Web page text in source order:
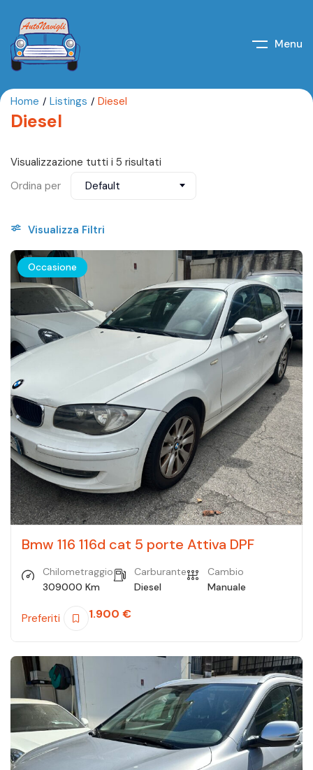
Menu
Home Listings Diesel
Diesel
Visualizzazione tutti i 5 risultati
Ordina per
Default
Visualizza Filtri
Occasione
Bmw 116 116d cat 5 porte Attiva DPF
Chilometraggio
309000 Km
Carburante
Diesel
Cambio
Manuale
Preferiti 1.900 €